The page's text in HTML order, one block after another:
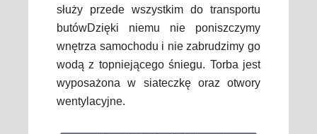
służy przede wszystkim do transportu
butówDzięki niemu nie poniszczymy
wnętrza samochodu i nie zabrudzimy go
wodą z topniejącego śniegu. Torba jest
wyposażona w siateczkę oraz otwory
wentylacyjne.